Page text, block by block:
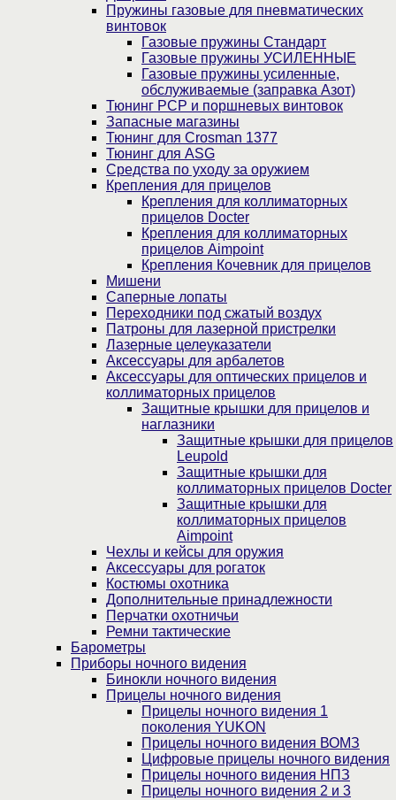
Пружины газовые для пневматических
винтовок
Газовые пружины Стандарт
Газовые пружины УСИЛЕННЫЕ
Газовые пружины усиленные,
обслуживаемые (заправка Азот)
Тюнинг PCP и поршневых винтовок
Запасные магазины
Тюнинг для Crosman 1377
Тюнинг для ASG
Средства по уходу за оружием
Крепления для прицелов
Крепления для коллиматорных
прицелов Docter
Крепления для коллиматорных
прицелов Aimpoint
Крепления Кочевник для прицелов
Мишени
Саперные лопаты
Переходники под сжатый воздух
Патроны для лазерной пристрелки
Лазерные целеуказатели
Аксессуары для арбалетов
Аксессуары для оптических прицелов и
коллиматорных прицелов
Защитные крышки для прицелов и
наглазники
Защитные крышки для прицелов
Leupold
Защитные крышки для
коллиматорных прицелов Docter
Защитные крышки для
коллиматорных прицелов
Aimpoint
Чехлы и кейсы для оружия
Аксессуары для рогаток
Костюмы охотника
Дополнительные принадлежности
Перчатки охотничьи
Ремни тактические
Барометры
Приборы ночного видения
Бинокли ночного видения
Прицелы ночного видения
Прицелы ночного видения 1
поколения YUKON
Прицелы ночного видения ВОМЗ
Цифровые прицелы ночного видения
Прицелы ночного видения НПЗ
Прицелы ночного видения 2 и 3